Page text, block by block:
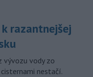
razantnejšej
vývozu vody zo
nestačí.